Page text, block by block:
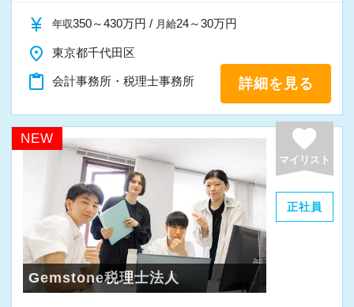
ど、あらゆる業種・分野での案件を経験するこ
とができます。
■新宿ミライナタワー事務所のほか、日本全国に
事務所を展開していますので現地登用はもちろ
ん、Iターン、Uターンご希望の方も歓迎です。
またご家族の転勤や介護によって勤務地の移動
申請ができます。
■法人主催の定期研修会で最新の税務会計情報に
キャッチアップできるなど、スキルアップの支
援環境もしっかりとしています。
■配属された部署で1年働いた後にFA制度が使え
ます。自己申請型で希望の部署に移動ができま
currency_yen 年収350～430万円 / 月給24～30万円
place 東京都千代田区
content_paste 会計事務所・税理士事務所 詳細を見る
NEW favorite
マイリスト
正社員
Gemstone税理士法人